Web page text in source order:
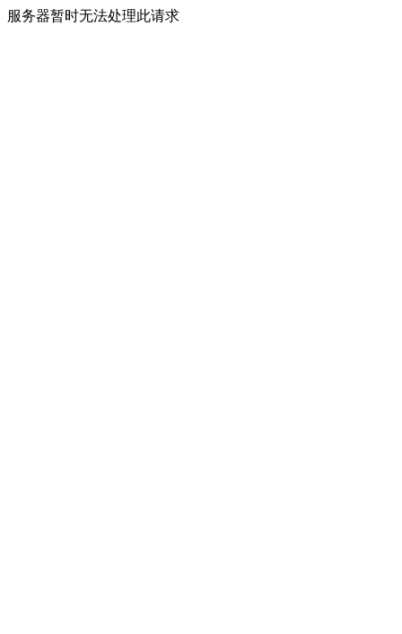
服务器暂时无法处理此请求